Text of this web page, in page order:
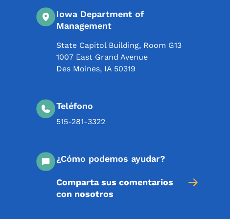
Iowa Department of
Management
State Capitol Building, Room G13
1007 East Grand Avenue
Des Moines, IA 50319
Teléfono
515-281-3322
¿Cómo podemos ayudar?
Comparta sus comentarios
con nosotros